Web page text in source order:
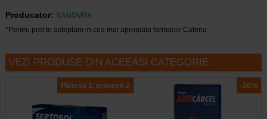
Producator: SANOVITA
*Pentru pret te asteptam in cea mai apropiata farmacie Catena
VEZI PRODUSE DIN ACEEASI CATEGORIE
Plătești 1, primești 2 -20%